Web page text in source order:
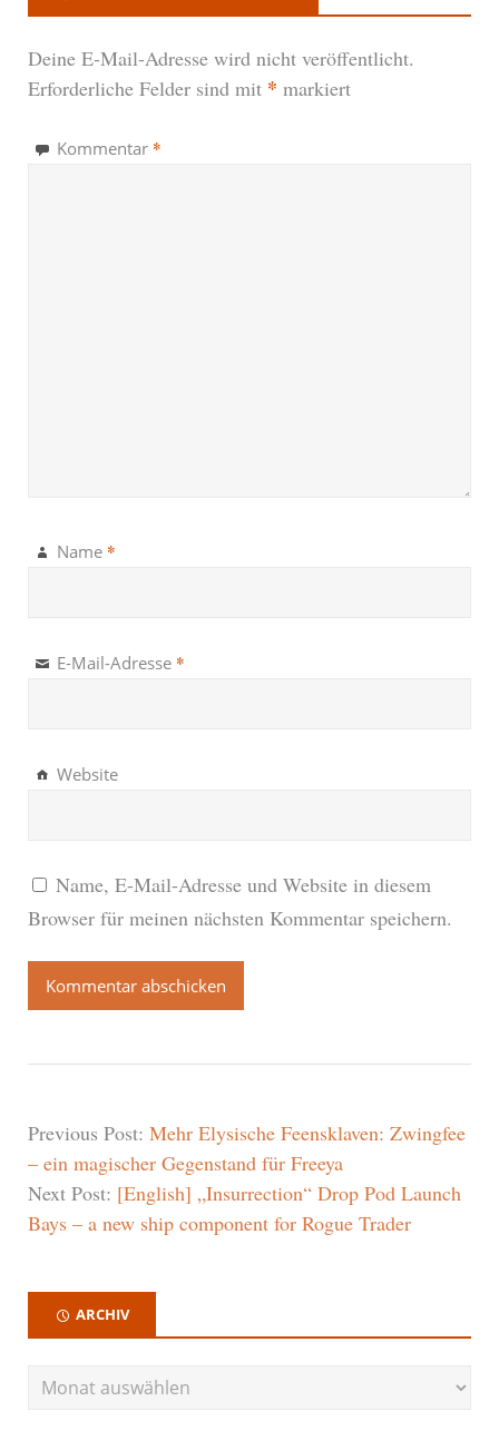
Deine E-Mail-Adresse wird nicht veröffentlicht.
Erforderliche Felder sind mit * markiert
Kommentar *
Name *
E-Mail-Adresse *
Website
Name, E-Mail-Adresse und Website in diesem
Browser für meinen nächsten Kommentar speichern.
Previous Post: Mehr Elysische Feensklaven: Zwingfee
– ein magischer Gegenstand für Freeya
Next Post: [English] „Insurrection“ Drop Pod Launch
Bays – a new ship component for Rogue Trader
ARCHIV